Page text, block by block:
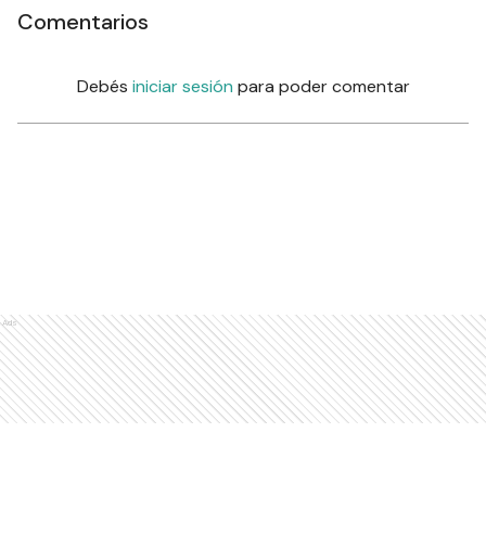
Comentarios
Debés iniciar sesión para poder comentar
Ads